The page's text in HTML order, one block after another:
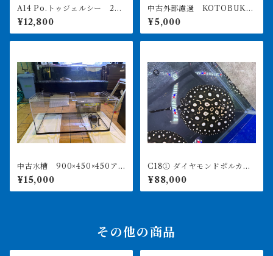
A14 Po.トゥジェルシー 20
㎝前後
¥12,800
中古外部濾過 KOTOBUKI
POWERBOX V1200 引き取
り限定
¥5,000
中古水槽 900×450×450ア
クリル水槽 上部濾過セット
¥15,000
C18① ダイヤモンドポルカ
アルビノヘテロ 体盤16㎝前
後 ♀
¥88,000
その他の商品